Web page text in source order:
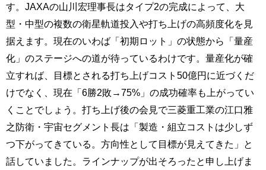
す。JAXAの山川宏理事長はタイプ2の完成によって、大
型・中型の複数の衛星軌道投入や打ち上げの高頻度化を見
据えます。現在のいわば「初期ロット」の状態から「量産
化」のステージへの道が待っているわけです。量産化が確
立すれば、目標とされる打ち上げコスト50億円に近づくだ
けでなく、現在「6勝2敗→75%」の成功確率も上がってい
くことでしょう。打ち上げ後の会見で三菱重工業の江口雅
之防衛・宇宙セグメント長は「製造・組立コストは少しず
つ下がってきている。方向性として目標が見えてきた」と
話していました。ラインナップが出そろったと申し上げま